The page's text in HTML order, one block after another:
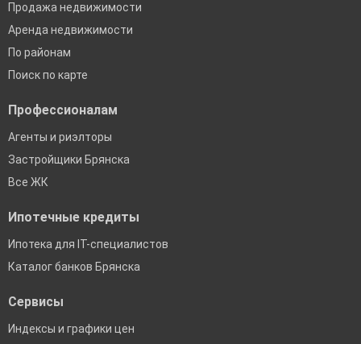
Продажа недвижимости
Аренда недвижимости
По районам
Поиск по карте
Профессионалам
Агенты и риэлторы
Застройщики Брянска
Все ЖК
Ипотечные кредиты
Ипотека для IT-специалистов
Каталог банков Брянска
Сервисы
Индексы и графики цен